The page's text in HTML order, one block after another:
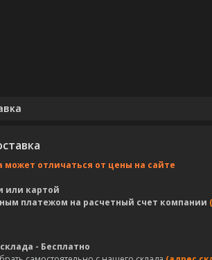
может отличаться от цены на сайте
или картой
платежом на расчетный счет компании
- Бесплатно